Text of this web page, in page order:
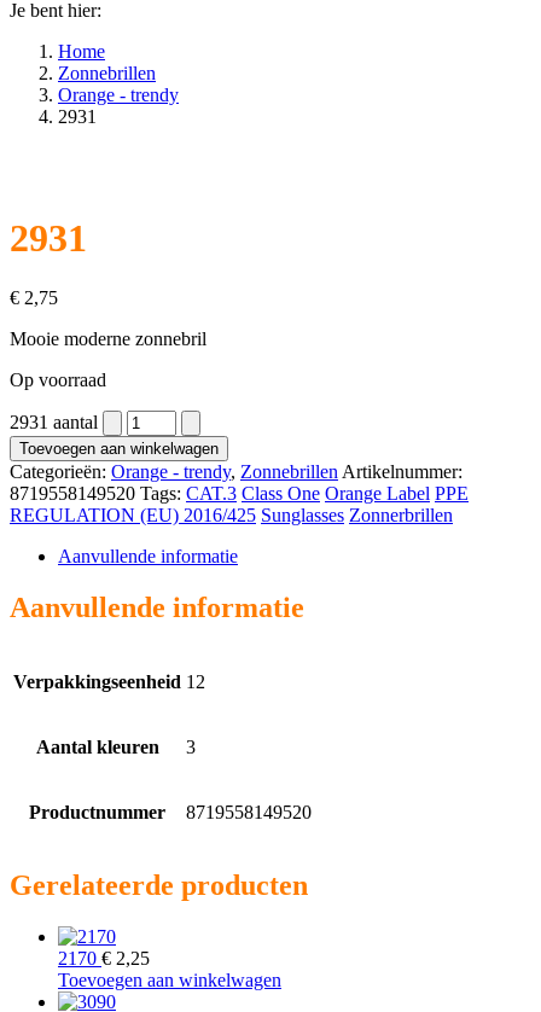
Je bent hier:
Home
Zonnebrillen
Orange - trendy
2931
2931
€ 2,75
Mooie moderne zonnebril
Op voorraad
2931 aantal
Toevoegen aan winkelwagen
Categorieën: Orange - trendy, Zonnebrillen Artikelnummer:
8719558149520 Tags: CAT.3 Class One Orange Label PPE
REGULATION (EU) 2016/425 Sunglasses Zonnerbrillen
Aanvullende informatie
Aanvullende informatie
Verpakkingseenheid 12
Aantal kleuren 3
Productnummer 8719558149520
Gerelateerde producten
2170 € 2,25
Toevoegen aan winkelwagen